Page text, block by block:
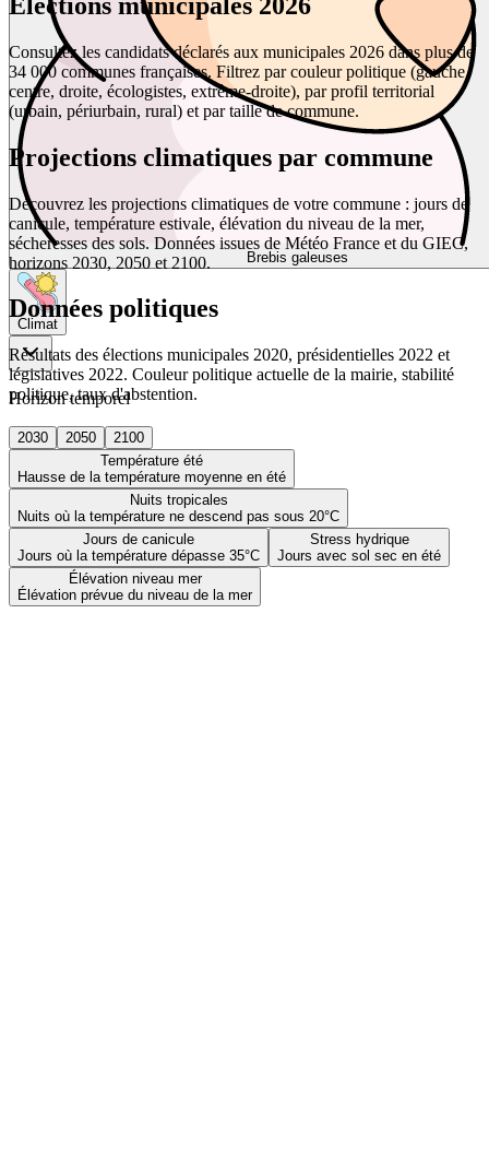
Brebis galeuses
Climat
Horizon temporel
2030 2050
2100
Température été
Hausse de la température moyenne en été
Nuits tropicales
Nuits où la température ne descend pas sous 20°C
Jours de canicule
Jours où la température dépasse 35°C
Stress hydrique
Jours avec sol sec en été
Élévation niveau mer
Élévation prévue du niveau de la mer
Consultez les candidats déclarés aux municipales 2026 dans plus de
34 000 communes françaises. Filtrez par couleur politique (gauche,
centre, droite, écologistes, extrême-droite), par profil territorial
(urbain, périurbain, rural) et par taille de commune.
Projections climatiques par commune
Découvrez les projections climatiques de votre commune : jours de
canicule, température estivale, élévation du niveau de la mer,
sécheresses des sols. Données issues de Météo France et du GIEC,
horizons 2030, 2050 et 2100.
Données politiques
Résultats des élections municipales 2020, présidentielles 2022 et
législatives 2022. Couleur politique actuelle de la mairie, stabilité
politique, taux d'abstention.